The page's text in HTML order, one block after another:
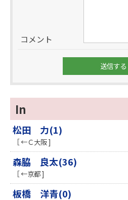
コメント
In
松田 力(1)
［ ←Ｃ大阪 ]
森脇 良太(36)
［ ←京都 ]
板橋 洋青(0)